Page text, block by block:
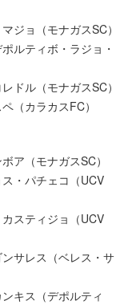
ョ（モナガスSC）
ルティボ・ラジョ・
ル（モナガスSC）
（カラカスFC）
ア（モナガスSC）
・パチェコ（UCV
スティジョ（UCV
サレス（ベレス・サ
キス（デポルティ